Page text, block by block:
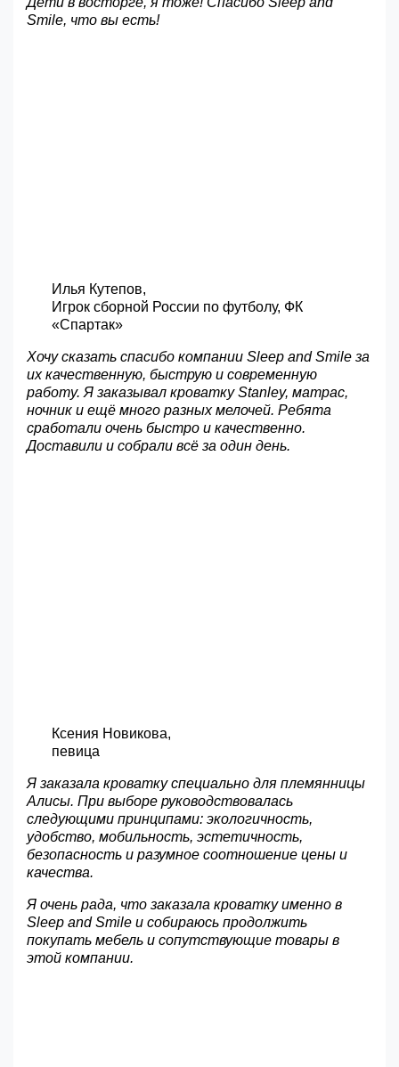
Smile, что вы есть!
Илья Кутепов,
Игрок сборной России по футболу, ФК
«Спартак»
Хочу сказать спасибо компании Sleep and Smile за
их качественную, быструю и современную
работу. Я заказывал кроватку Stanley, матрас,
ночник и ещё много разных мелочей. Ребята
сработали очень быстро и качественно.
Доставили и собрали всё за один день.
Ксения Новикова,
певица
Я заказала кроватку специально для племянницы
Алисы. При выборе руководствовалась
следующими принципами: экологичность,
удобство, мобильность, эстетичность,
безопасность и разумное соотношение цены и
качества.
Я очень рада, что заказала кроватку именно в
Sleep and Smile и собираюсь продолжить
покупать мебель и сопутствующие товары в
этой компании.